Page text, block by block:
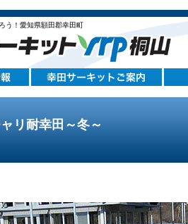
う！愛知県額田郡幸田町
リ耐幸田～冬～